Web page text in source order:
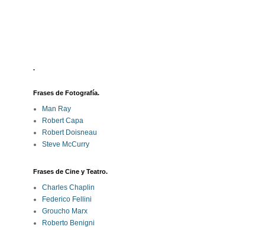
.
Frases de Fotografía.
Man Ray
Robert Capa
Robert Doisneau
Steve McCurry
Frases de Cine y Teatro.
Charles Chaplin
Federico Fellini
Groucho Marx
Roberto Benigni